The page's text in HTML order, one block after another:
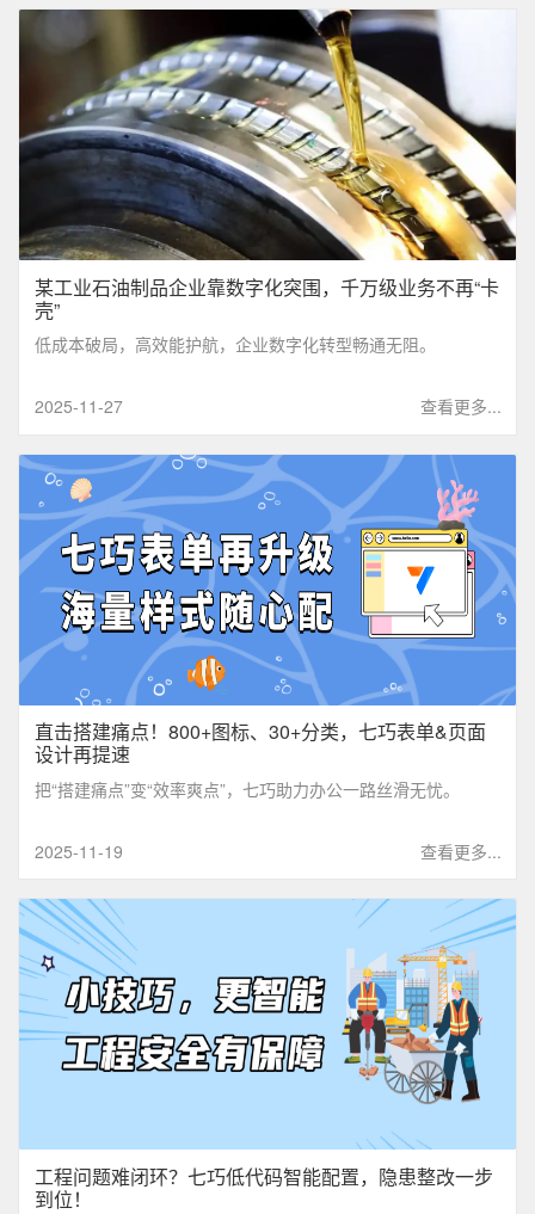
某工业石油制品企业靠数字化突围，千万级业务不再“卡
壳”
低成本破局，高效能护航，企业数字化转型畅通无阻。
查看更多...
2025-11-27
直击搭建痛点！800+图标、30+分类，七巧表单&页面
设计再提速
把“搭建痛点”变“效率爽点”，七巧助力办公一路丝滑无忧。
查看更多...
2025-11-19
工程问题难闭环？七巧低代码智能配置，隐患整改一步
到位！